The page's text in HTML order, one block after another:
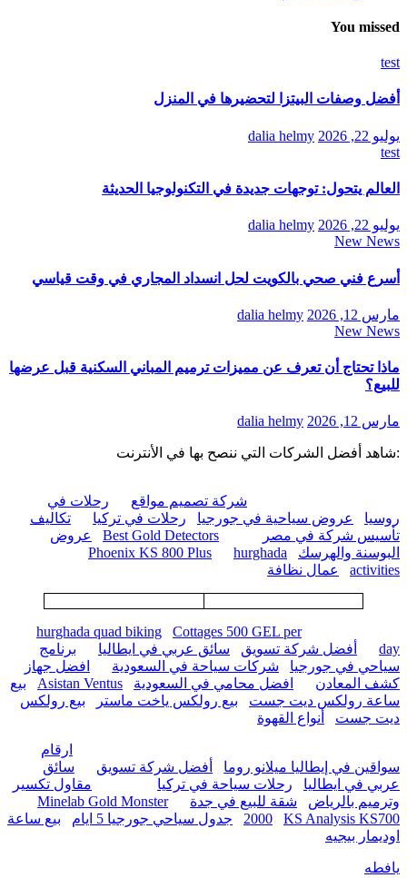
You missed
test
أفضل وصفات البيتزا لتحضيرها في المنزل
يوليو 22, 2026
dalia helmy
test
العالم يتحول: توجهات جديدة في التكنولوجيا الحديثة
يوليو 22, 2026
dalia helmy
New News
أسرع فني صحي بالكويت لحل انسداد المجاري في وقت قياسي
مارس 12, 2026
dalia helmy
New News
ماذا تحتاج أن تعرف عن مميزات ترميم المباني السكنية قبل عرضها
للبيع؟
مارس 12, 2026 dalia helmy
:شاهد أفضل الشركات التي ننصح بها في الأنترنت
شركة تصميم مواقع
رحلات في
روسيا
عروض سياحية في جورجيا رحلات في تركيا
تكاليف
تأسيس شركة في مصر
Best Gold Detectors
عروض
البوسنة والهرسك
Phoenix KS 800 Plus
hurghada
activities
عمال نظافة
hurghada quad biking
Cottages 500 GEL per
day
أفضل شركة تسويق سائق عربي في ايطاليا
برنامج
سياحي في جورجيا
شركات سياحة في السعودية
افضل جهاز
كشف المعادن
افضل محامي في السعودية Asistan Ventus
بيع
ساعة رولكس ديت جست
بيع رولكس ياخت ماستر
بيع رولكس
ديت جست
أنواع القهوة
ارقام
سواقين في إيطاليا ميلانو روما
أفضل شركة تسويق
سائق
عربي في ايطاليا
رحلات سياحة في تركيا
مقاول تكسير
وترميم بالرياض
شقة للبيع في جدة
Minelab Gold Monster
2000
KS Analysis KS700 جدول سياحي جورجيا 5 ايام
بيع ساعة
اوديمار بيجيه
يافطه